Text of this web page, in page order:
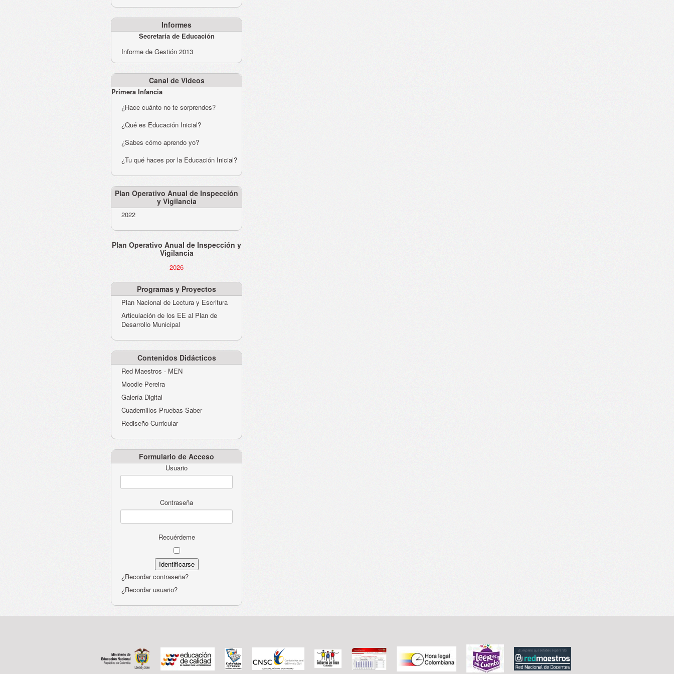
Informes
Secretaría de Educación
Informe de Gestión 2013
Canal de Videos
Primera Infancia
¿Hace cuánto no te sorprendes?
¿Qué es Educación Inicial?
¿Sabes cómo aprendo yo?
¿Tu qué haces por la Educación Inicial?
Plan Operativo Anual de Inspección
y Vigilancia
2022
Plan Operativo Anual de Inspección y
Vigilancia
2026
Programas y Proyectos
Plan Nacional de Lectura y Escritura
Articulación de los EE al Plan de
Desarrollo Municipal
Contenidos Didácticos
Red Maestros - MEN
Moodle Pereira
Galería Digital
Cuadernillos Pruebas Saber
Rediseño Curricular
Formulario de Acceso
Usuario
Contraseña
Recuérdeme
¿Recordar contraseña?
¿Recordar usuario?